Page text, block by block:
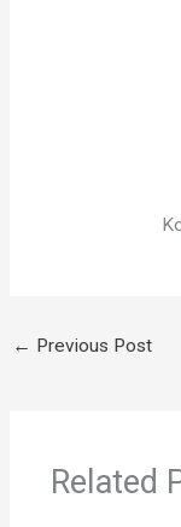
← Previous Post
Related